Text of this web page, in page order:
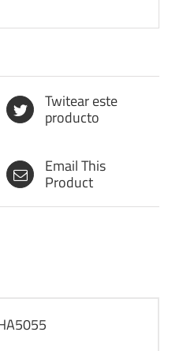
Twitear este
producto
Email This
Product